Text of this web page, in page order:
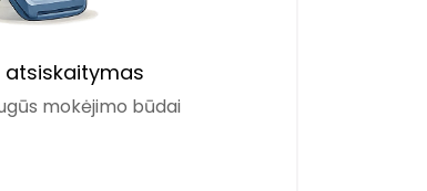
atsiskaitymas
mokėjimo būdai